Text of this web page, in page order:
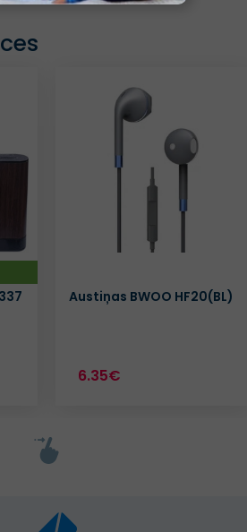
Austiņas BWOO HF20(BL)
6.35€